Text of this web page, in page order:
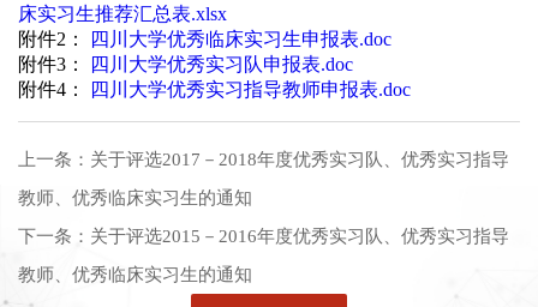
床实习生推荐汇总表.xlsx
附件2：
四川大学优秀临床实习生申报表.doc
附件3：
四川大学优秀实习队申报表.doc
附件4：
四川大学优秀实习指导教师申报表.doc
上一条： 关于评选2017－2018年度优秀实习队、优秀实习指导
教师、优秀临床实习生的通知
下一条： 关于评选2015－2016年度优秀实习队、优秀实习指导
教师、优秀临床实习生的通知